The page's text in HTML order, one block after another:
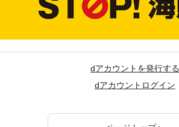
dアカウントを発行する
dアカウントログイン